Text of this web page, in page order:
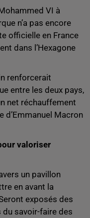
VI à
n’a pas encore
officielle en France
dans l’Hexagone
renforcerait
entre les deux pays,
net réchauffement
d’Emmanuel Macron
valoriser
un pavillon
en avant la
exposés des
savoir-faire des